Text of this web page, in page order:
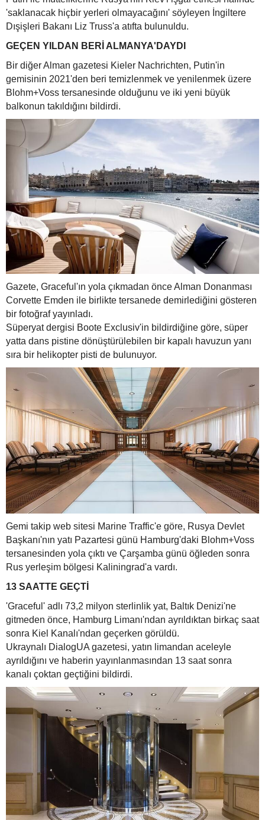
'saklanacak hiçbir yerleri olmayacağını' söyleyen İngiltere
Dışişleri Bakanı Liz Truss'a atıfta bulunuldu.
GEÇEN YILDAN BERİ ALMANYA'DAYDI
Bir diğer Alman gazetesi Kieler Nachrichten, Putin'in
gemisinin 2021'den beri temizlenmek ve yenilenmek üzere
Blohm+Voss tersanesinde olduğunu ve iki yeni büyük
balkonun takıldığını bildirdi.
Gazete, Graceful'ın yola çıkmadan önce Alman Donanması
Corvette Emden ile birlikte tersanede demirlediğini gösteren
bir fotoğraf yayınladı.
Süperyat dergisi Boote Exclusiv'in bildirdiğine göre, süper
yatta dans pistine dönüştürülebilen bir kapalı havuzun yanı
sıra bir helikopter pisti de bulunuyor.
Gemi takip web sitesi Marine Traffic'e göre, Rusya Devlet
Başkanı'nın yatı Pazartesi günü Hamburg'daki Blohm+Voss
tersanesinden yola çıktı ve Çarşamba günü öğleden sonra
Rus yerleşim bölgesi Kaliningrad'a vardı.
13 SAATTE GEÇTİ
'Graceful' adlı 73,2 milyon sterlinlik yat, Baltık Denizi'ne
gitmeden önce, Hamburg Limanı'ndan ayrıldıktan birkaç saat
sonra Kiel Kanalı'ndan geçerken görüldü.
Ukraynalı DialogUA gazetesi, yatın limandan aceleyle
ayrıldığını ve haberin yayınlanmasından 13 saat sonra
kanalı çoktan geçtiğini bildirdi.